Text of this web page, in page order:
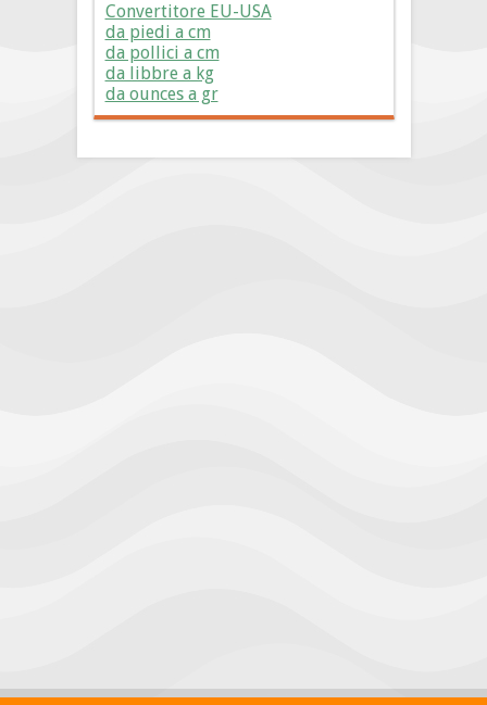
Convertitore EU-USA
da piedi a cm
da pollici a cm
da libbre a kg
da ounces a gr